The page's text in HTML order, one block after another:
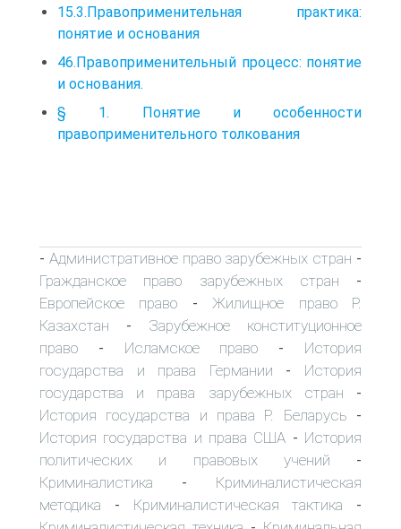
15.3.Правоприменительная практика:
понятие и основания
46.Правоприменительный процесс: понятие
и основания.
§ 1. Понятие и особенности
правоприменительного толкования
- Административное право зарубежных стран -
Гражданское право зарубежных стран -
Европейское право -Жилищное право Р.
Казахстан - Зарубежное конституционное
право - Исламское право - История
государства и права Германии - История
государства и права зарубежных стран -
История государства и права Р. Беларусь -
История государства и права США - История
политических и правовых учений -
Криминалистика - Криминалистическая
методика - Криминалистическая тактика -